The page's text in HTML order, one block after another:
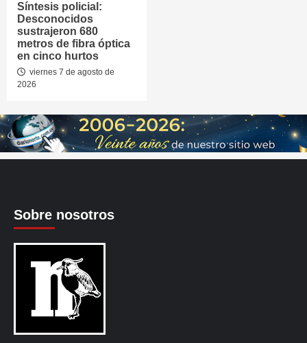
Síntesis policial:
Desconocidos
sustrajeron 680
metros de fibra óptica
en cinco hurtos
viernes 7 de agosto de
2026
Sobre nosotros